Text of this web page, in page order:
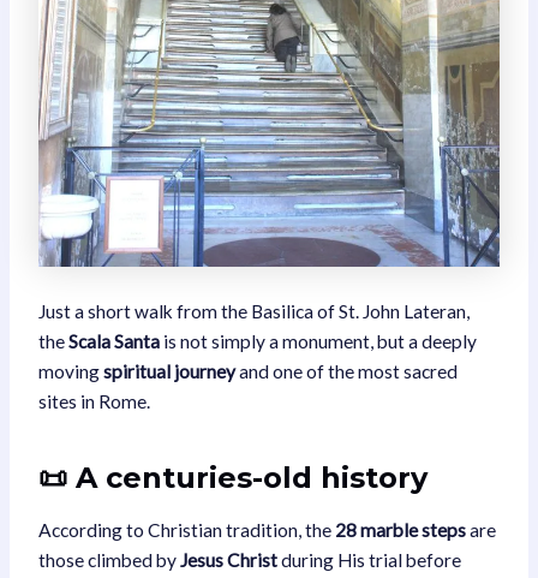
Just a short walk from the Basilica of St. John Lateran,
theScala Santa is not simply a monument, but a deeply
movingspiritual journeyand one of the most sacred
sites in Rome.
📜 A centuries-old history
According to Christian tradition, the 28 marble stepsare
those climbed byJesus Christduring His trial before